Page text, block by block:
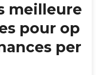
meilleure
pour op
per